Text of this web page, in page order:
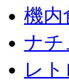
機内
ナチ
レ